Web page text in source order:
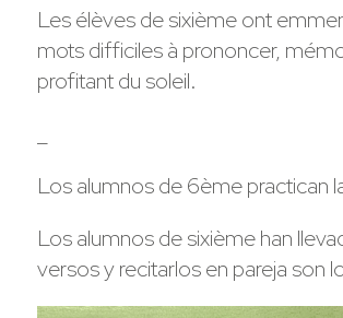
Les élèves de sixième ont
mots difficiles à prononcer,
profitant du soleil.
Los alumnos de 6ème practican
Los alumnos de sixième han
versos y recitarlos en pareja son